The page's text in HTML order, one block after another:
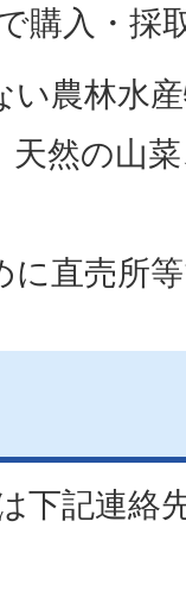
購入・採
い農林水
天然の山
に直売所
下記連絡